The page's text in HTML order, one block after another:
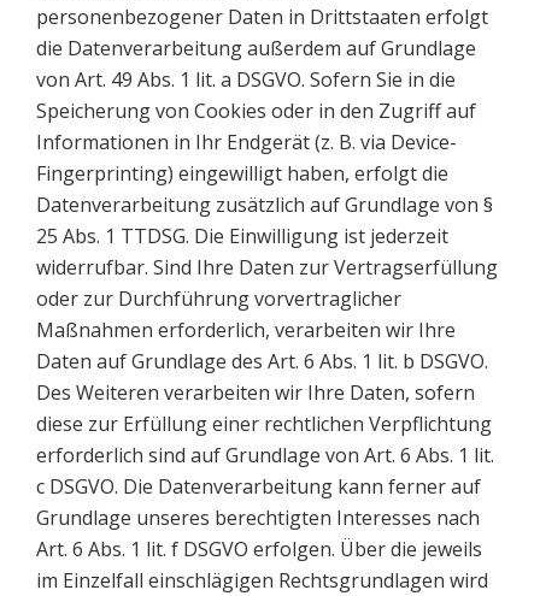
personenbezogener Daten in Drittstaaten erfolgt
die Datenverarbeitung außerdem auf Grundlage
von Art. 49 Abs. 1 lit. a DSGVO. Sofern Sie in die
Speicherung von Cookies oder in den Zugriff auf
Informationen in Ihr Endgerät (z. B. via Device-
Fingerprinting) eingewilligt haben, erfolgt die
Datenverarbeitung zusätzlich auf Grundlage von §
25 Abs. 1 TTDSG. Die Einwilligung ist jederzeit
widerrufbar. Sind Ihre Daten zur Vertragserfüllung
oder zur Durchführung vorvertraglicher
Maßnahmen erforderlich, verarbeiten wir Ihre
Daten auf Grundlage des Art. 6 Abs. 1 lit. b DSGVO.
Des Weiteren verarbeiten wir Ihre Daten, sofern
diese zur Erfüllung einer rechtlichen Verpflichtung
erforderlich sind auf Grundlage von Art. 6 Abs. 1 lit.
c DSGVO. Die Datenverarbeitung kann ferner auf
Grundlage unseres berechtigten Interesses nach
Art. 6 Abs. 1 lit. f DSGVO erfolgen. Über die jeweils
im Einzelfall einschlägigen Rechtsgrundlagen wird